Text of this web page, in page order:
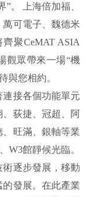
。 上海倍加福、
可電子、魏德米
聚CeMAT ASIA
觀眾帶來一場“機
與您相約。
接各個功能單元
、荻捷、冠超、阿
旺滿、銀軸等業
W3館靜候光臨。
逐步發展，移動
發展。在此產業